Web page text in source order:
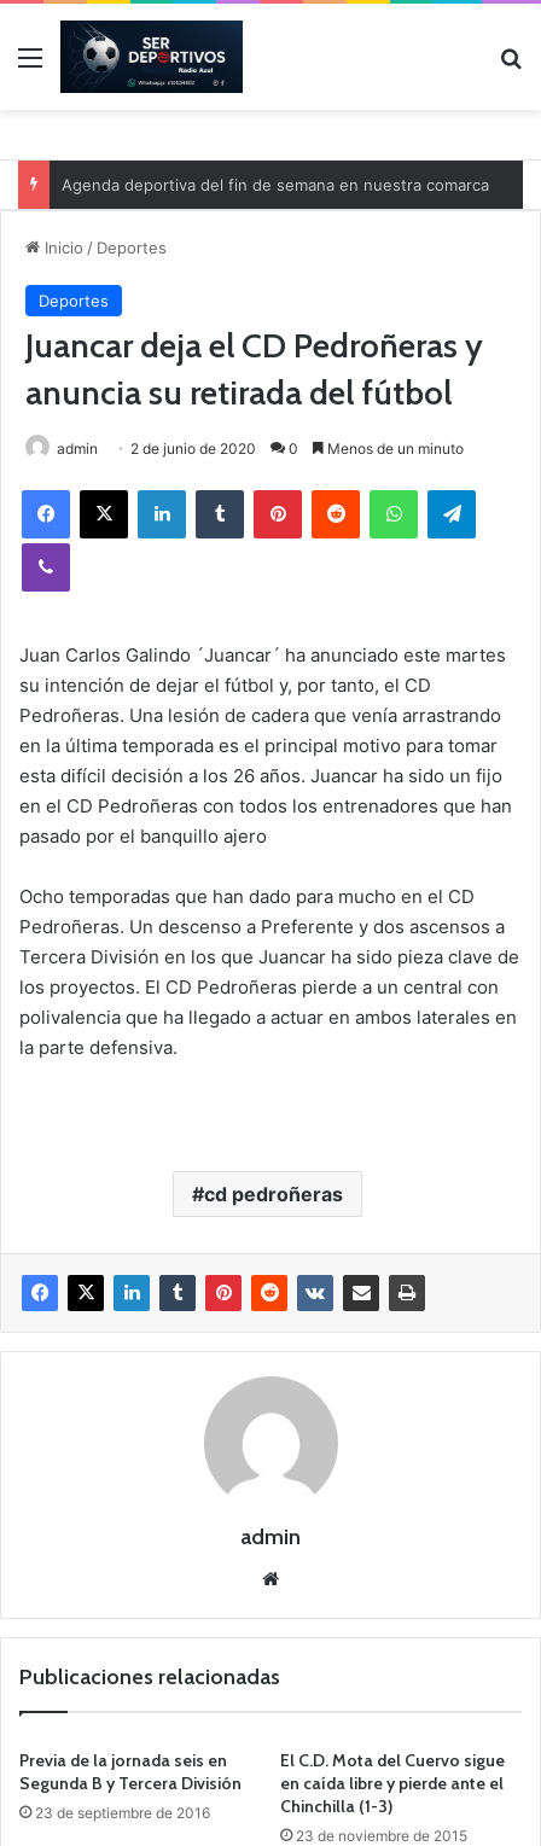
Menú
Agenda deportiva del fin de semana en nuestra comarca
Inicio / Deportes
Deportes
Juancar deja el CD Pedroñeras y
anuncia su retirada del fútbol
admin 2 de junio de 2020 0 Menos de un minuto
Juan Carlos Galindo ´Juancar´ ha anunciado este martes
su intención de dejar el fútbol y, por tanto, el CD
Pedroñeras. Una lesión de cadera que venía arrastrando
en la última temporada es el principal motivo para tomar
esta difícil decisión a los 26 años. Juancar ha sido un fijo
en el CD Pedroñeras con todos los entrenadores que han
pasado por el banquillo ajero
Ocho temporadas que han dado para mucho en el CD
Pedroñeras. Un descenso a Preferente y dos ascensos a
Tercera División en los que Juancar ha sido pieza clave de
los proyectos. El CD Pedroñeras pierde a un central con
polivalencia que ha llegado a actuar en ambos laterales en
la parte defensiva.
cd pedroñeras
admin
we
Publicaciones relacionadas
Previa de la jornada seis en
Segunda B y Tercera División
23 de septiembre de 2016
El C.D. Mota del Cuervo sigue
en caída libre y pierde ante el
Chinchilla (1-3)
23 de noviembre de 2015